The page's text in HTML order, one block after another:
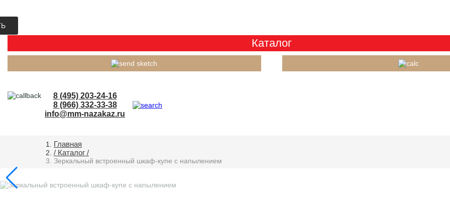
Каталог
8 (495) 203-24-16
8 (966) 332-33-38
info@mm-nazakaz.ru
Главная
/ Каталог /
Зеркальный встроенный шкаф-купе с напылением